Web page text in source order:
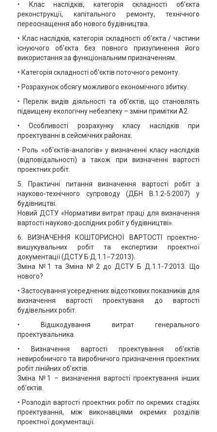
• Клас наслідків, категорія складності об’єкта
реконструкції, капітального ремонту, технічного
переоснащення або нового будівництва.
• Клас наслідків, категорія складності об’єкта / частини
існуючого об’єкта без повного призупинення його
використання за функціональним призначенням.
• Категорія складності об’єктів поточного ремонту.
• Розрахунок обсягу можливого економічного збитку.
• Перелік видів діяльності та об’єктів, що становлять
підвищену екологічну небезпеку – зміни примітки А2.
• Особливості розрахунку класу наслідків при
проектуванні в сейсмічних районах.
• Роль «об’єктів-аналогів» у визначенні класу наслідків
(відповідальності) а також при визначенні вартості
проектних робіт.
5. Практичні питання визначення вартості робіт з
науково-технічного супроводу (ДБН В.1.2-5:2007) у
будівництві.
Новий ДСТУ «Нормативи витрат праці для визначення
вартості науково-дослідних робіт у будівництві».
6. ВИЗНАЧЕННЯ КОШТОРИСНОЇ ВАРТОСТІ проектно-
вишукувальних робіт та експертизи проектної
документації (ДСТУ Б Д.1.1−7:2013).
Зміна №1 та Зміна №2 до ДСТУ Б Д.1.1-7:2013. Що
нового?
• Застосування усереднених відсоткових показників для
визначення вартості проектуваня до вартості
будівельних робіт.
• Відшкодування витрат генерального
проектувальника.
• Визначення вартості проектування об’єктів
невиробничого та виробничого призначення проектних
робіт лінійних об’єктів.
Зміна №1 – визначення вартості проектування інших
об’єктів.
• Розподіл вартості проектних робіт по окремих стадіях
проектування, між виконавцями окремих розділів
проектної документації.